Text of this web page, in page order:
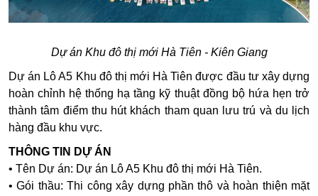
Dự án Khu đô thị mới Hà Tiên - Kiên Giang
Dự án Lô A5 Khu đô thị mới Hà Tiên được đầu tư xây dựng
hoàn chỉnh hệ thống hạ tầng kỹ thuật đồng bộ hứa hẹn trở
thành tâm điểm thu hút khách tham quan lưu trú và du lịch
hàng đầu khu vực.
THÔNG TIN DỰ ÁN
• Tên Dự án: Dự án Lô A5 Khu đô thị mới Hà Tiên.
• Gói thầu: Thi công xây dựng phần thô và hoàn thiện mặt